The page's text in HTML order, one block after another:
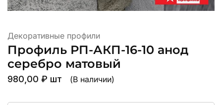
Декоративные профили
Профиль РП-АКП-16-10 анод
серебро матовый
980,00 ₽ шт (В наличии)